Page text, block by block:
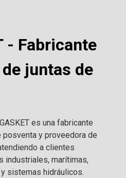
- Fabricante
juntas de
es una fabricante
y proveedora de
a clientes
industriales, marítimas,
sistemas hidráulicos.